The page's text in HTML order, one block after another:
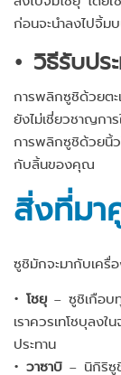
ก่อนจะนำลงไปจิ้ม
• วิธีรับปร
การพลิกซูชิด้วยตะ
ยังไม่เชี่ยวชาญกา
การพลิกซูชิด้วยนิ้
กับลิ้นของคุณ
สิ่งที่มา
ซูชิมักจะมากับเครื่
• โชยุ – ซูชิเกือบ
เราควรเทโชบุลง
ประทาน
• วาซาบิ – นิกิริซู